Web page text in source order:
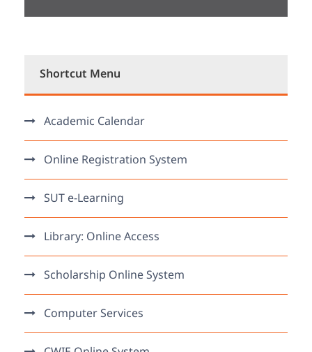
Shortcut Menu
Academic Calendar
Online Registration System
SUT e-Learning
Library: Online Access
Scholarship Online System
Computer Services